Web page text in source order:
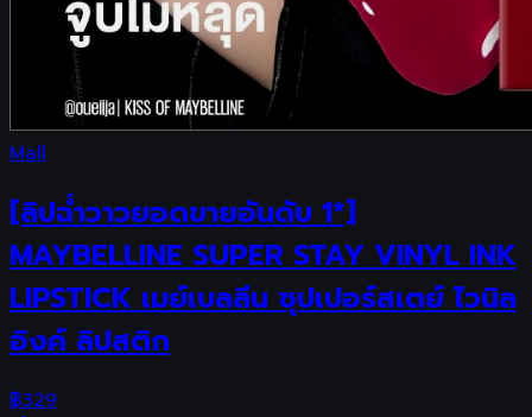
Mall
[ลิปฉ่ำวาวยอดขายอันดับ 1*]
MAYBELLINE SUPER STAY VINYL INK
LIPSTICK เมย์เบลลีน ซุปเปอร์สเตย์ ไวนิล
อิงค์ ลิปสติก
฿329